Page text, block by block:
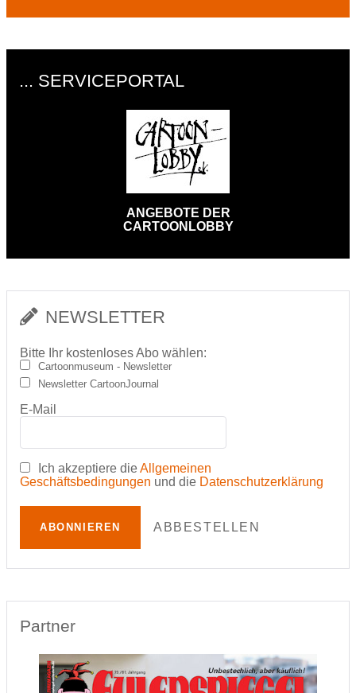
... SERVICEPORTAL
ANGEBOTE DER
CARTOONLOBBY
NEWSLETTER
Bitte Ihr kostenloses Abo wählen:
Cartoonmuseum - Newsletter
Newsletter CartoonJournal
E-Mail
Ich akzeptiere dieAllgemeinen
Geschäftsbedingungen und die Datenschutzerklärung
ABONNIEREN ABBESTELLEN
Partner